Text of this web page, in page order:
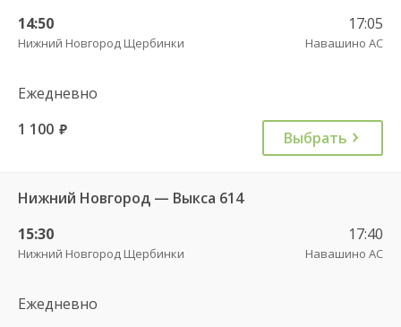
14:50
Нижний Новгород Щербинки
17:05
Навашино АС
Ежедневно
1 100 руб. Выбрать
Нижний Новгород — Выкса 614
15:30
Нижний Новгород Щербинки
17:40
Навашино АС
Ежедневно